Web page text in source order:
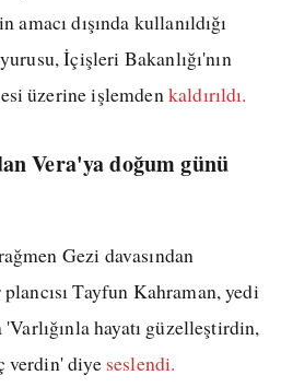
dışında kullanıldığı
İçişleri Bakanlığı'nın
üzerine işlemdenkaldırıldı.
Vera'ya doğum günü
Gezi davasından
Tayfun Kahraman, yedi
'Varlığınla hayatı güzelleştirdin,
verdin' diye seslendi.